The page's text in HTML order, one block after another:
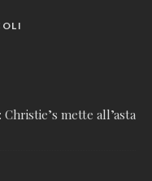
mette all’asta